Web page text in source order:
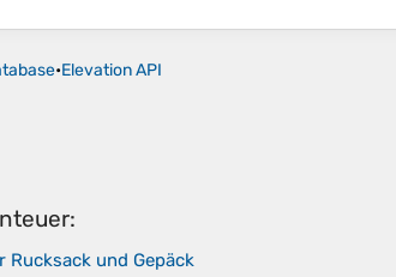
•Elevation API
Rucksack und Gepäck